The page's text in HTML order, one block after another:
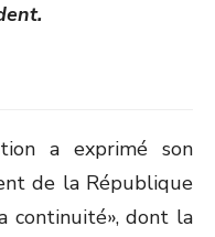
a exprimé son
de la République
continuité», dont la